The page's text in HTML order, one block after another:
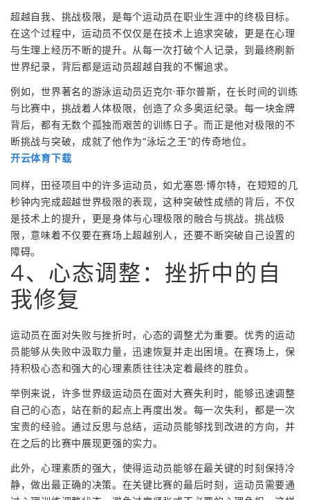
超越自我、挑战极限，是每个运动员在职业生涯中的终极目标。
在这个过程中，运动员不仅仅是在技术上追求突破，更是在心理
与生理上经历不断的提升。从每一次打破个人记录，到最终刷新
世界纪录，背后都是运动员超越自我的不懈追求。
例如，世界著名的游泳运动员迈克尔·菲尔普斯，在长时间的训练
与比赛中，挑战着人体极限，创造了众多奥运纪录。每一块金牌
背后，都有无数个孤独而艰苦的训练日子。而正是他对极限的不
断挑战与突破，成就了他作为“泳坛之王”的传奇地位。
开云体育下载
同样，田径项目中的许多运动员，如尤塞恩·博尔特，在短短的几
秒钟内完成超越世界极限的表现，这种突破性成绩的背后，不仅
是技术上的提升，更是身体与心理极限的融合与挑战。挑战极
限，意味着不仅要在赛场上超越别人，还要不断突破自己设置的
障碍。
4、心态调整：挫折中的自
我修复
运动员在面对失败与挫折时，心态的调整尤为重要。优秀的运动
员能够从失败中汲取力量，迅速恢复并走出困境。在赛场上，保
持积极心态和强大的心理素质往往决定着最终的胜负。
举例来说，许多世界级运动员在面对大赛失利时，能够迅速调整
自己的心态，站在新的起点上再度出发。每一次失利，都是一次
宝贵的经验。通过反思与总结，运动员能够找到改进的方向，并
在之后的比赛中展现更强的实力。
此外，心理素质的强大，使得运动员能够在最关键的时刻保持冷
静，做出最正确的决策。在关键比赛的最后时刻，运动员需要通